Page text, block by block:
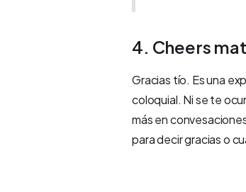
4. Cheers
Gracias tío. Es una
coloquial. Ni se te
más en
para decir gracias o